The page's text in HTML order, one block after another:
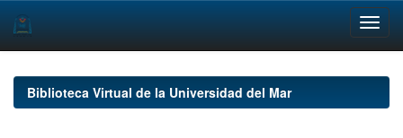
navigationBiblioteca Virtual de la Universidad del Mar